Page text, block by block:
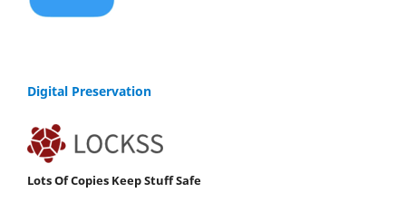
Digital Preservation
Lots Of Copies Keep Stuff Safe